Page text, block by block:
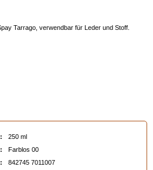
Tarrago, verwendbar für Leder und Stoff.
250 ml
Farblos 00
842745 7011007